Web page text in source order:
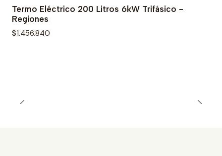
Termo Eléctrico 200 Litros 6kW Trifásico -
Regiones
$1.456.840